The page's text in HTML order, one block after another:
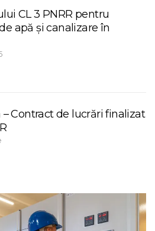
CL 3 PNRR pentru
apă și canalizare în
Contract de lucrări finalizat